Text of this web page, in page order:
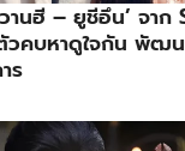
านฮี – ยูชีอึน’ จาก
วคบหาดูใจกัน พัฒ
ร